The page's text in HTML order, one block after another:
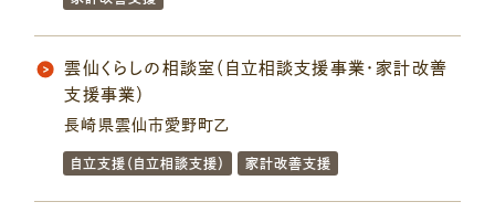
雲仙くらしの相談室（自立相談支援事業・家計改善
支援事業）
長崎県雲仙市愛野町乙
自立支援（自立相談支援） 家計改善支援